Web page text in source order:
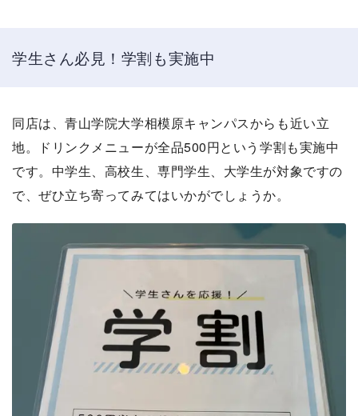
学生さん必見！学割も実施中
同店は、青山学院大学相模原キャンパスからも近い立
地。ドリンクメニューが全品500円という学割も実施中
です。中学生、高校生、専門学生、大学生が対象ですの
で、ぜひ立ち寄ってみてはいかがでしょうか。